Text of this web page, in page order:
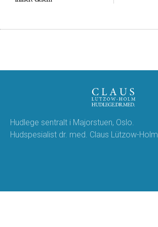
Hudlege sentralt i Majorstuen, Oslo.
Hudspesialist dr. med. Claus Lützow-Holm.